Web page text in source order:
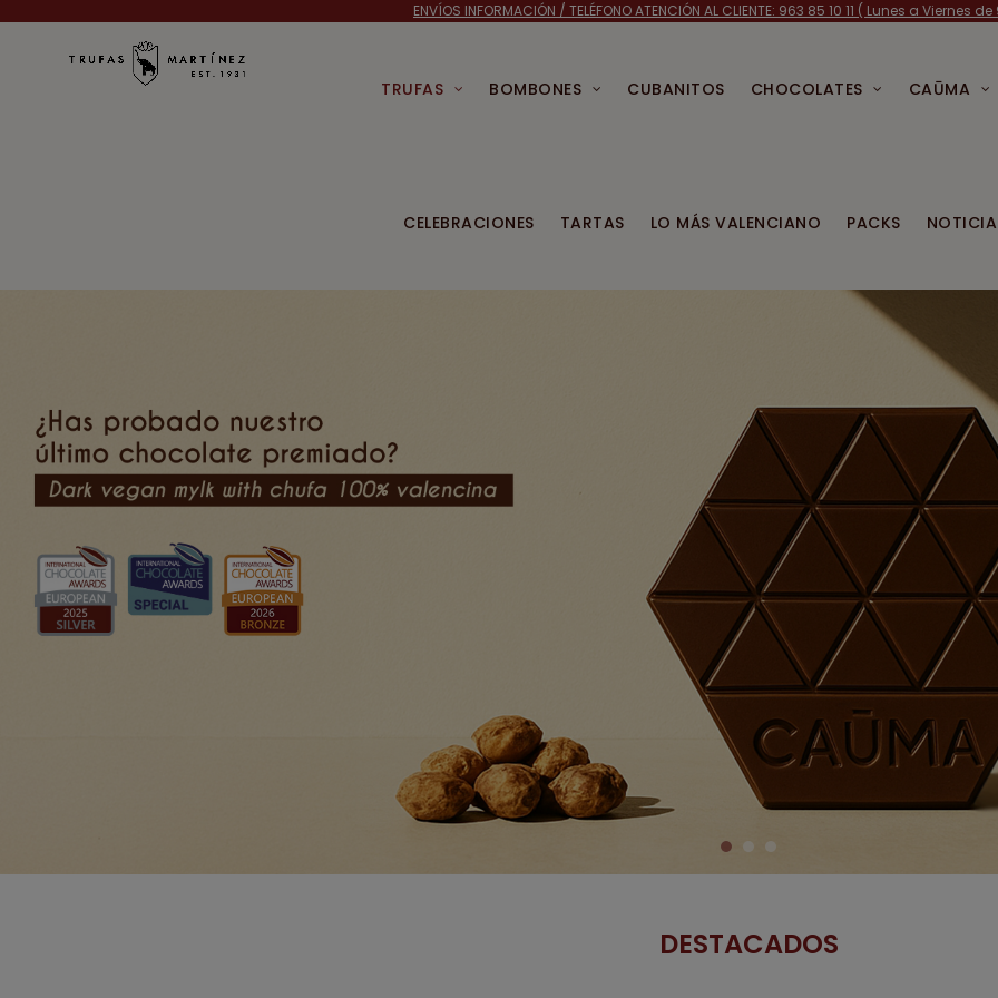
ENVÍOS INFORMACIÓN / TELÉFONO ATENCIÓN AL CLIENTE: 963 85 10 11 ( Lunes a Viernes
TRUFAS BOMBONES CUBANITOS CHOCOLATES CAŪMA
CELEBRACIONES TARTAS LO MÁS VALENCIANO PACKS
DESTACADOS